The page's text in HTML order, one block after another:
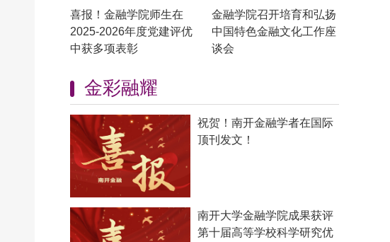
喜报！金融学院师生在
2025-2026年度党建评优
中获多项表彰
金融学院召开培育和弘扬
中国特色金融文化工作座
谈会
金彩融耀
祝贺！南开金融学者在国际
顶刊发文！
南开大学金融学院成果获评
第十届高等学校科学研究优